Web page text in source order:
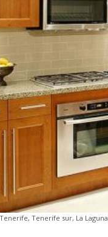
Tenerife sur, La